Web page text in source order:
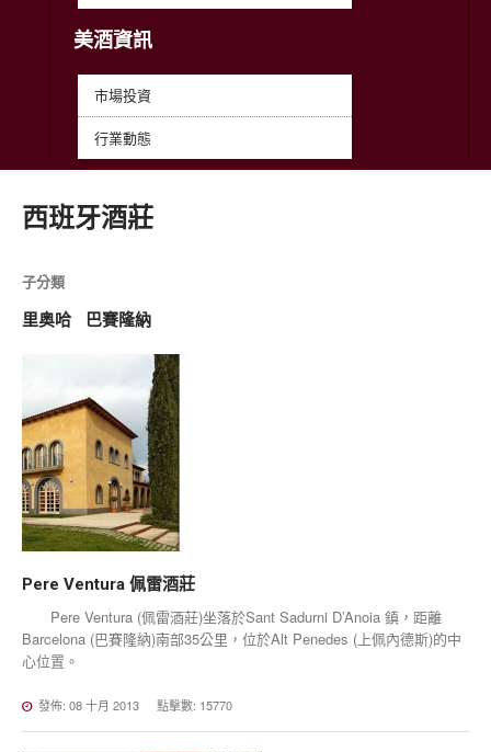
美酒資訊
市場投資
行業動態
西班牙酒莊
子分類
里奥哈 巴賽隆納
Pere Ventura 佩雷酒莊
Pere Ventura (佩雷酒莊)坐落於Sant Sadurni D’Anoia 鎮，距離
Barcelona (巴賽隆納)南部35公里，位於Alt Penedes (上佩內德斯)的中
心位置。
發佈: 08 十月 2013 點擊數: 15770